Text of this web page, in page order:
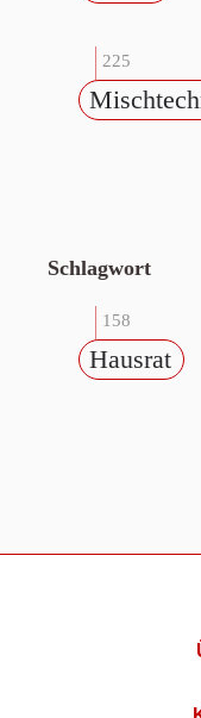
225
Schlagwort
158
Hausrat